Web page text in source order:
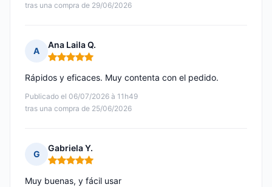
tras una compra de 29/06/2026
A
Ana Laila Q.
Nota: 5 de 5
Publicado el 06/07/2026 à 11h49
tras una compra de 25/06/2026
Rápidos y eficaces. Muy contenta con el pedido.
G
Gabriela Y.
Nota: 5 de 5
Muy buenas, y fácil usar